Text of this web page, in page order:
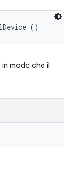
()
modo che il